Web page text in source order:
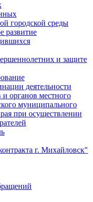
городской среды
развитие
и защите
деятельности
и органов местного
муниципального
при осуществлении
г. Михайловск"